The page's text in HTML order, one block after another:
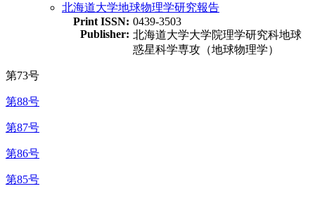
北海道大学地球物理学研究報告
Print ISSN: 0439-3503
Publisher: 北海道大学大学院理学研究科地球
惑星科学専攻（地球物理学）
第73号
第88号
第87号
第86号
第85号